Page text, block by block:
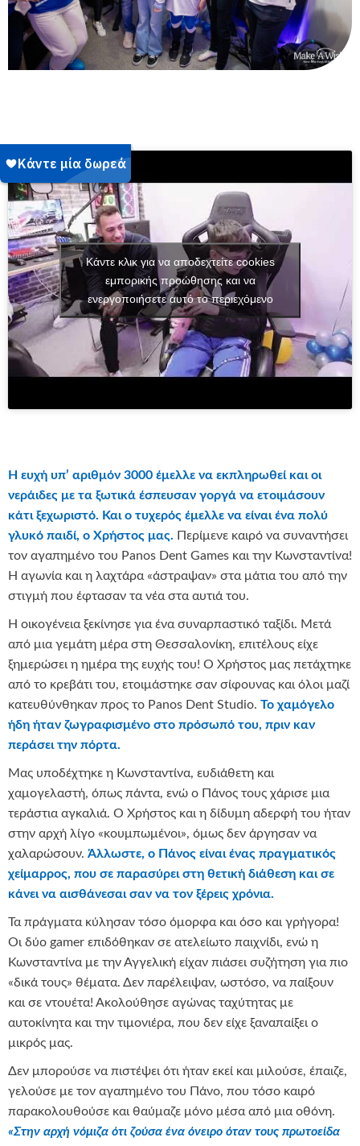
Κάντε κλικ για να αποδεχτείτε cookies
εμπορικής προώθησης και να
ενεργοποιήσετε αυτό το περιεχόμενο
Η ευχή υπ’ αριθμόν 3000 έμελλε να εκπληρωθεί και οι
νεράιδες με τα ξωτικά έσπευσαν γοργά να ετοιμάσουν
κάτι ξεχωριστό. Και ο τυχερός έμελλε να είναι ένα πολύ
γλυκό παιδί, ο Χρήστος μας. Περίμενε καιρό να συναντήσει
τον αγαπημένο του Panos Dent Games και την Κωνσταντίνα!
Η αγωνία και η λαχτάρα «άστραψαν» στα μάτια του από την
στιγμή που έφτασαν τα νέα στα αυτιά του.
Η οικογένεια ξεκίνησε για ένα συναρπαστικό ταξίδι. Μετά
από μια γεμάτη μέρα στη Θεσσαλονίκη, επιτέλους είχε
ξημερώσει η ημέρα της ευχής του! Ο Χρήστος μας πετάχτηκε
από το κρεβάτι του, ετοιμάστηκε σαν σίφουνας και όλοι μαζί
κατευθύνθηκαν προς το Panos Dent Studio. Το χαμόγελο
ήδη ήταν ζωγραφισμένο στο πρόσωπό του, πριν καν
περάσει την πόρτα.
Μας υποδέχτηκε η Κωνσταντίνα, ευδιάθετη και
χαμογελαστή, όπως πάντα, ενώ ο Πάνος τους χάρισε μια
τεράστια αγκαλιά. Ο Χρήστος και η δίδυμη αδερφή του ήταν
στην αρχή λίγο «κουμπωμένοι», όμως δεν άργησαν να
χαλαρώσουν. Άλλωστε, ο Πάνος είναι ένας πραγματικός
χείμαρρος, που σε παρασύρει στη θετική διάθεση και σε
κάνει να αισθάνεσαι σαν να τον ξέρεις χρόνια.
Τα πράγματα κύλησαν τόσο όμορφα και όσο και γρήγορα!
Οι δύο gamer επιδόθηκαν σε ατελείωτο παιχνίδι, ενώ η
Κωνσταντίνα με την Αγγελική είχαν πιάσει συζήτηση για πιο
«δικά τους» θέματα. Δεν παρέλειψαν, ωστόσο, να παίξουν
και σε ντουέτα! Ακολούθησε αγώνας ταχύτητας με
αυτοκίνητα και την τιμονιέρα, που δεν είχε ξαναπαίξει ο
μικρός μας.
Δεν μπορούσε να πιστέψει ότι ήταν εκεί και μιλούσε, έπαιζε,
γελούσε με τον αγαπημένο του Πάνο, που τόσο καιρό
παρακολουθούσε και θαύμαζε μόνο μέσα από μια οθόνη.
«Στην αρχή νόμιζα ότι ζούσα ένα όνειρο όταν τους πρωτοείδα